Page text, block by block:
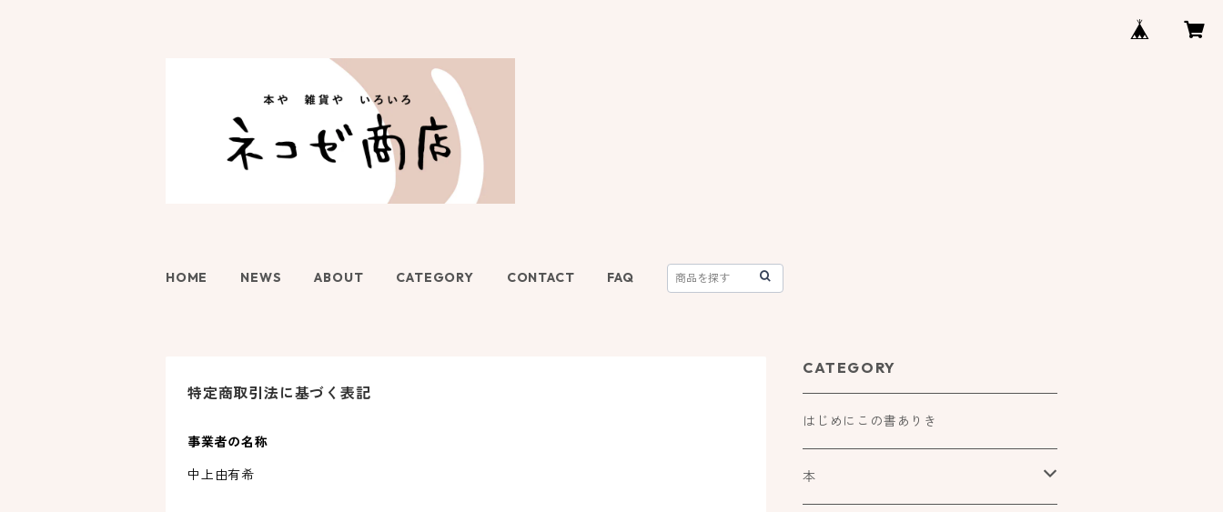
HOME NEWS ABOUT CATEGORY CONTACT FAQ
特定商取引法に基づく表記
事業者の名称
中上由有希
CATEGORY
はじめにこの書ありき
本